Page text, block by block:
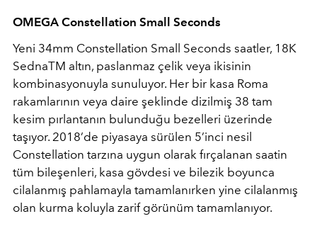
OMEGA Constellation Small Seconds
Yeni 34mm Constellation Small Seconds saatler, 18K
SednaTM altın, paslanmaz çelik veya ikisinin
kombinasyonuyla sunuluyor. Her bir kasa Roma
rakamlarının veya daire şeklinde dizilmiş 38 tam
kesim pırlantanın bulunduğu bezelleri üzerinde
taşıyor. 2018’de piyasaya sürülen 5’inci nesil
Constellation tarzına uygun olarak fırçalanan saatin
tüm bileşenleri, kasa gövdesi ve bilezik boyunca
cilalanmış pahlamayla tamamlanırken yine cilalanmış
olan kurma koluyla zarif görünüm tamamlanıyor.